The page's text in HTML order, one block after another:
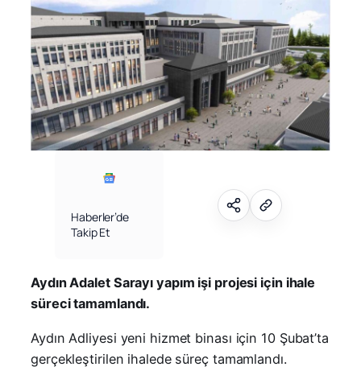
Haberler’de
Takip Et
Aydın Adalet Sarayı yapım işi projesi için ihale
süreci tamamlandı.
Aydın Adliyesi yeni hizmet binası için 10 Şubat’ta
gerçekleştirilen ihalede süreç tamamlandı.